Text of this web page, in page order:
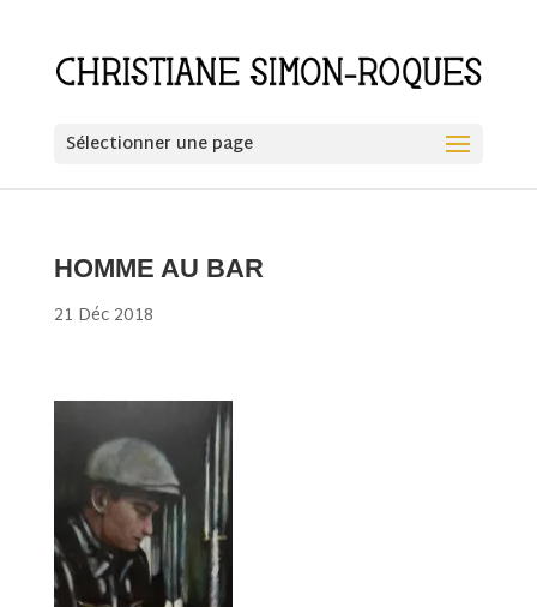
Sélectionner une page
HOMME AU BAR
21 Déc 2018